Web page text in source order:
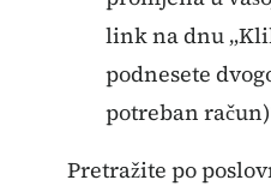
link na dnu
podnesete
potreban
Pretražite po